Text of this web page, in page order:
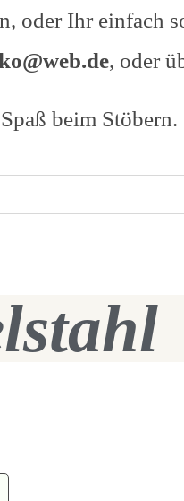
oder Ihr einfach
, oder
beim Stöbern.